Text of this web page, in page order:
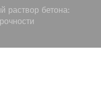
раствор бетона: